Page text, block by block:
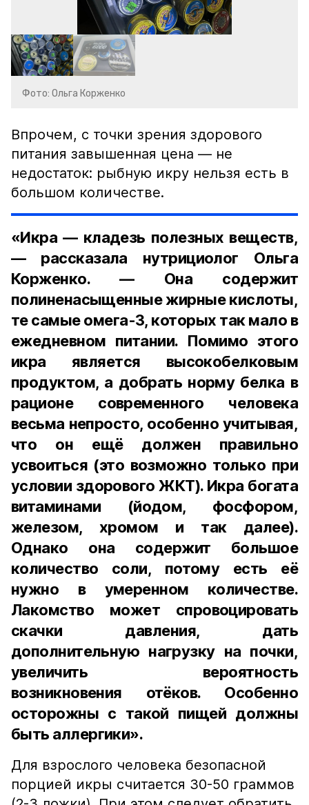
Фото: Ольга Корженко
Впрочем, с точки зрения здорового
питания завышенная цена — не
недостаток: рыбную икру нельзя есть в
большом количестве.
«Икра — кладезь полезных веществ,
— рассказала нутрициолог Ольга
Корженко. — Она содержит
полиненасыщенные жирные кислоты,
те самые омега-3, которых так мало в
ежедневном питании. Помимо этого
икра является высокобелковым
продуктом, а добрать норму белка в
рационе современного человека
весьма непросто, особенно учитывая,
что он ещё должен правильно
усвоиться (это возможно только при
условии здорового ЖКТ). Икра богата
витаминами (йодом, фосфором,
железом, хромом и так далее).
Однако она содержит большое
количество соли, потому есть её
нужно в умеренном количестве.
Лакомство может спровоцировать
скачки давления, дать
дополнительную нагрузку на почки,
увеличить вероятность
возникновения отёков. Особенно
осторожны с такой пищей должны
быть аллергики».
Для взрослого человека безопасной
порцией икры считается 30-50 граммов